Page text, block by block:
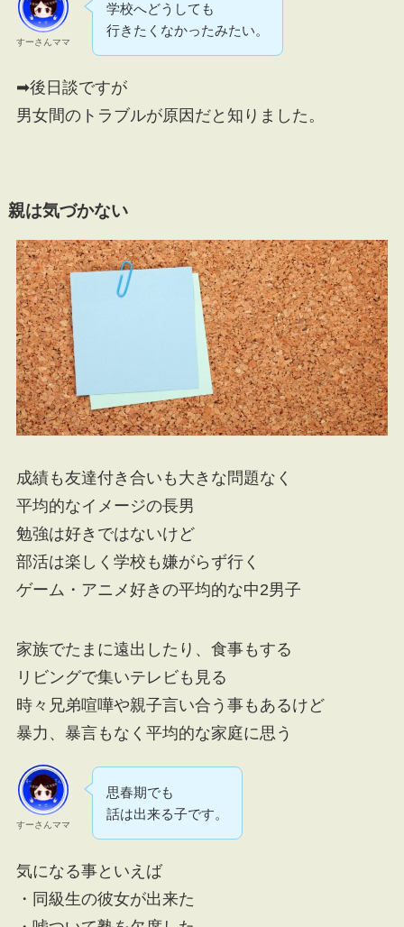
すーさんママ
学校へどうしても
行きたくなかったみたい。
➡後日談ですが
男女間のトラブルが原因だと知りました。
親は気づかない
成績も友達付き合いも大きな問題なく
平均的なイメージの長男
勉強は好きではないけど
部活は楽しく学校も嫌がらず行く
ゲーム・アニメ好きの平均的な中2男子
家族でたまに遠出したり、食事もする
リビングで集いテレビも見る
時々兄弟喧嘩や親子言い合う事もあるけど
暴力、暴言もなく平均的な家庭に思う
すーさんママ
思春期でも
話は出来る子です。
気になる事といえば
・同級生の彼女が出来た